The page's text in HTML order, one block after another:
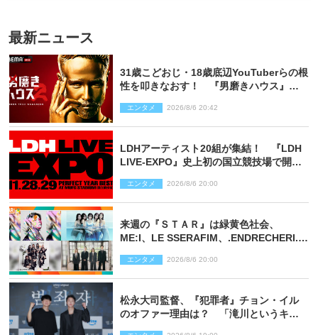
最新ニュース
31歳こどおじ・18歳底辺YouTuberらの根
性を叩きなおす！ 『男磨きハウス』第2
エンタメ 2026/8/6 20:42
LDHアーティスト20組が集結！ 『LDH
LIVE‐EXPO』史上初の国立競技場で開催
エンタメ 2026/8/6 20:00
来週の『ＳＴＡＲ』は緑黄色社会、
ME:I、LE SSERAFIM、.ENDRECHERI.が
エンタメ 2026/8/6 20:00
松永大司監督、『犯罪者』チョン・イル
のオファー理由は？ 「滝川というキャ